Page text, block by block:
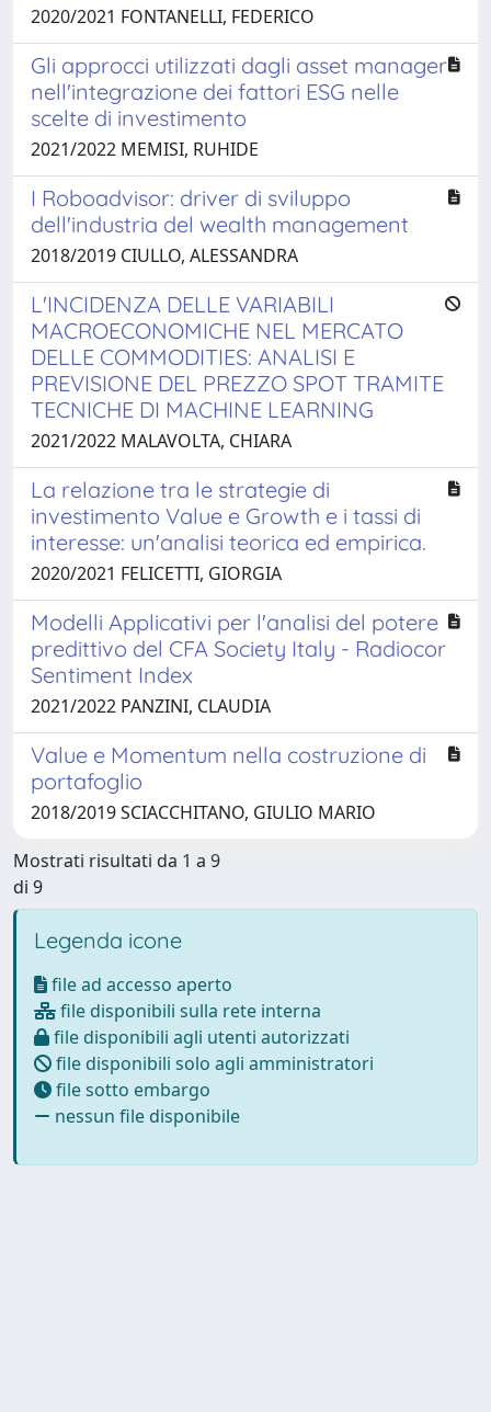
2020/2021 FONTANELLI, FEDERICO
Gli approcci utilizzati dagli asset manager
nell'integrazione dei fattori ESG nelle
scelte di investimento
2021/2022 MEMISI, RUHIDE
I Roboadvisor: driver di sviluppo
dell'industria del wealth management
2018/2019 CIULLO, ALESSANDRA
L'INCIDENZA DELLE VARIABILI
MACROECONOMICHE NEL MERCATO
DELLE COMMODITIES: ANALISI E
PREVISIONE DEL PREZZO SPOT TRAMITE
TECNICHE DI MACHINE LEARNING
2021/2022 MALAVOLTA, CHIARA
La relazione tra le strategie di
investimento Value e Growth e i tassi di
interesse: un'analisi teorica ed empirica.
2020/2021 FELICETTI, GIORGIA
Modelli Applicativi per l'analisi del potere
predittivo del CFA Society Italy - Radiocor
Sentiment Index
2021/2022 PANZINI, CLAUDIA
Value e Momentum nella costruzione di
portafoglio
2018/2019 SCIACCHITANO, GIULIO MARIO
Mostrati risultati da 1 a 9
di 9
Legenda icone
file ad accesso aperto
file disponibili sulla rete interna
file disponibili agli utenti autorizzati
file disponibili solo agli amministratori
file sotto embargo
nessun file disponibile